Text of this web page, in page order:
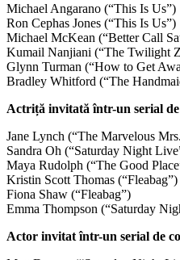
Michael Angarano (“This Is Us”)
Ron Cephas Jones (“This Is Us”)
Michael McKean (“Better Call
Kumail Nanjiani (“The Twilight
Glynn Turman (“How to Get
Bradley Whitford (“The
Actriță invitată într-un serial de
Jane Lynch (“The Marvelous
Sandra Oh (“Saturday Night
Maya Rudolph (“The Good
Kristin Scott Thomas (“Fleabag”)
Fiona Shaw (“Fleabag”)
Emma Thompson (“Saturday
Actor invitat într-un serial de